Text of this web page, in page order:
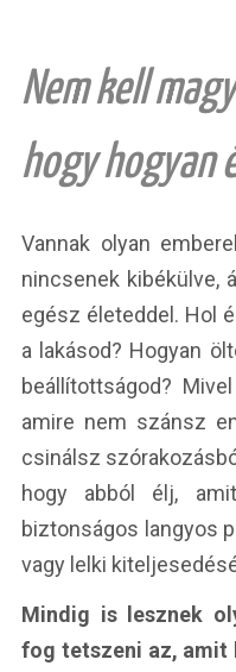
Nem kell
hogy hogyan
Vannak olyan
nincsenek kibékülve,
egész életeddel. Hol
a lakásod? Hogyan
beállítottságod?
amire nem szánsz
csinálsz
hogy abból élj,
biztonságos langyos
vagy lelki
Mindig is lesznek
fog tetszeni az, amit